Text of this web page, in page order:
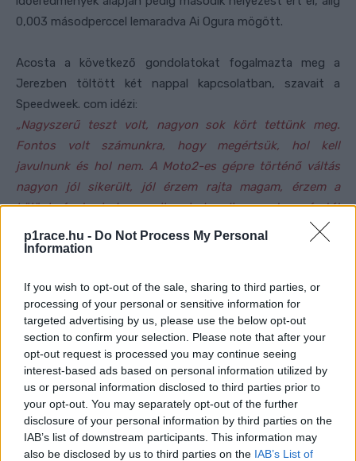
p1race.hu - Do Not Process My Personal
Information
If you wish to opt-out of the sale, sharing to third parties, or
processing of your personal or sensitive information for
targeted advertising by us, please use the below opt-out
section to confirm your selection. Please note that after your
opt-out request is processed you may continue seeing
interest-based ads based on personal information utilized by
us or personal information disclosed to third parties prior to
your opt-out. You may separately opt-out of the further
disclosure of your personal information by third parties on the
IAB’s list of downstream participants. This information may
also be disclosed by us to third parties on the IAB’s List of
0,003 másodperccel lemaradva Ai Ogura mögött.
Acosta a következő gondolatokat fogalmazta meg a
Jerezben töltött két nappal kapcsolatban, szavait a
Speedweek. com idézi:
„Nagyszerű teszt volt, nagyon sok kört tettünk meg.
Fontos volt számunkra, hogy megértsük, hol kell
javulnunk és hol nem. A Moto2-es gépre történő váltás
nagyon jól sikerült, jól érzem rajta magam, érzem a
különbséget mind a gumik, mind pedig a motor méretét
tekintve. Nem is beszélve a sebességről. Nem tűztünk ki
konkrét célt erre a szezonra. Portimaóban ezen az úton
magunkat, ha a pályára gurulunk.”
- Advertisement -
Fotó: MotoGP Media